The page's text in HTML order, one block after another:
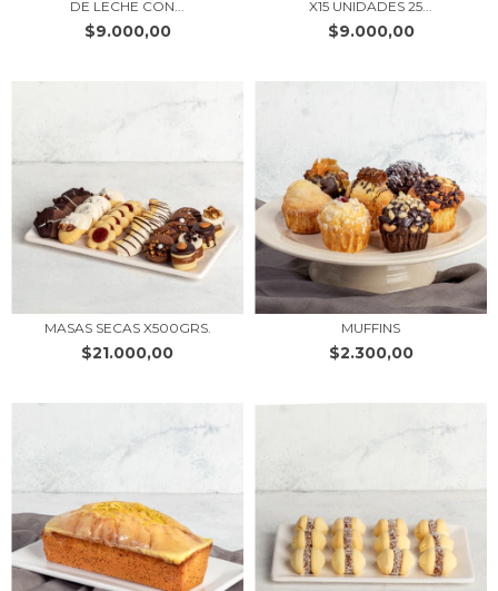
DE LECHE CON...
$9.000,00
X15 UNIDADES 25...
$9.000,00
MASAS SECAS X500GRS.
$21.000,00
MUFFINS
$2.300,00